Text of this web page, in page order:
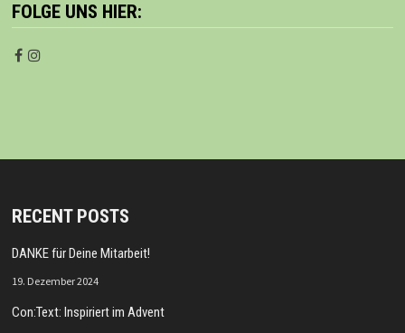
FOLGE UNS HIER:
RECENT POSTS
DANKE für Deine Mitarbeit!
19. Dezember 2024
Con:Text: Inspiriert im Advent